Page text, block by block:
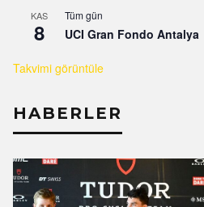
KAS
8
Tüm gün
UCI Gran Fondo Antalya
Takvimi görüntüle
HABERLER